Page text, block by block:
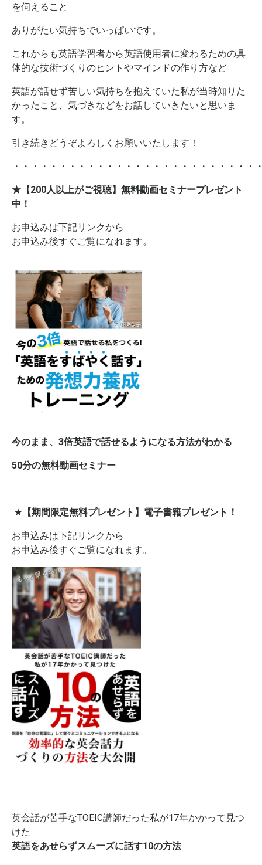
を伺えること
ありがたい気持ちでいっぱいです。
これからも英語学習者から英語使用者に変わるための具
体的な技術づくりのヒントやマインドの作り方など
英語が話せず苦しい気持ちを抱えていた私が当時知りた
かったこと、気づきなどをお話していきたいと思いま
す。
引き続きどうぞよろしくお願いいたします！
・・・・・・・・・・・・・・・・・・・・・・・・・・
★【200人以上がご視聴】無料動画セミナープレゼント
中！
お申込みは下記リンクから
お申込み後すぐご覧になれます。
今のまま、3倍英語で話せるようになる方法がわかる
50分の無料動画セミナー
★ 【期間限定無料プレゼント】電子書籍プレゼント！
お申込みは下記リンクから
お申込み後すぐご覧になれます。
英会話が苦手なTOEIC講師だった私が17年かかって見つ
けた
英語をあせらずスムーズに話す10の方法